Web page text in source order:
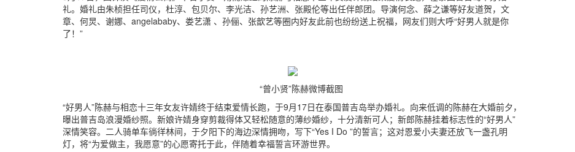
礼。婚礼由朱桢担任司仪，杜淳、包贝尔、李光洁、孙艺洲、张殿伦等出任伴郎团。导演何念、薛之谦等好友道贺，文
章、何炅、谢娜、angelababy、娄艺潇 、孙俪、张歆艺等圈内好友此前也纷纷送上祝福，网友们则大呼“好男人就是你
了！”
“曾小贤”陈赫微博截图
“好男人”陈赫与相恋十三年女友许婧终于结束爱情长跑，于9月17日在泰国普吉岛举办婚礼。向来低调的陈赫在大婚前夕，
曝出普吉岛浪漫婚纱照。新娘许婧身穿剪裁得体又轻松随意的薄纱婚纱，十分清新可人；新郎陈赫挂着标志性的“好男人”
深情笑容。二人骑单车徜徉林间，于夕阳下的海边深情拥吻，写下“Yes I Do ”的誓言；这对恩爱小夫妻还放飞一盏孔明
灯，将“为爱做主，我愿意”的心愿寄托于此，伴随着幸福誓言环游世界。